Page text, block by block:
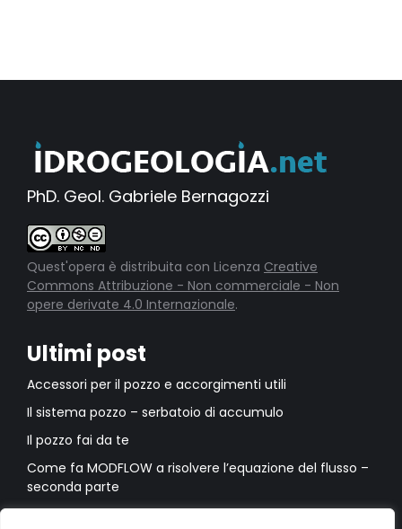
PhD. Geol. Gabriele Bernagozzi
Quest'opera è distribuita con Licenza Creative
Commons Attribuzione - Non commerciale - Non
opere derivate 4.0 Internazionale.
Ultimi post
Accessori per il pozzo e accorgimenti utili
Il sistema pozzo – serbatoio di accumulo
Il pozzo fai da te
Come fa MODFLOW a risolvere l’equazione del flusso –
seconda parte